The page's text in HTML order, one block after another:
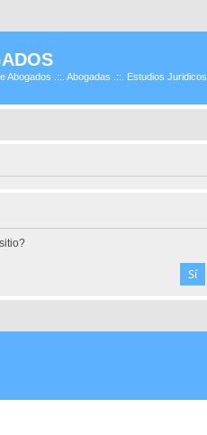
Abogados .::. Abogadas .::. Estudios Juridicos